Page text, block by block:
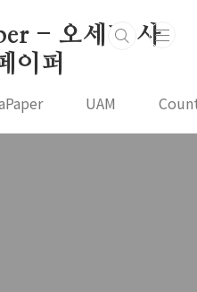
- 오세진 사
이퍼
UAM